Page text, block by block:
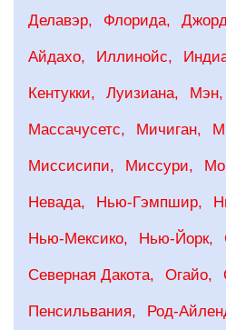
Делавэр Флорида
Айдахо Иллинойс
Кентукки Луизиана Мэн
Массачусетс Мичиган
Миссисипи Миссури
Невада Нью-Гэмпшир
Нью-Мексико Нью-Йорк
Северная Дакота Огайо
Пенсильвания Род-